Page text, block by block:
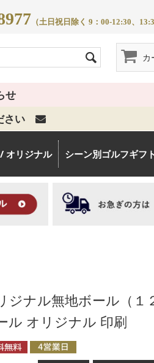
（土日祝日除く 9：00-12:30、
カ
せ
さい
オリジナル シーン別ゴルフギフト
ジナル無地ボール（
ル オリジナル 印刷